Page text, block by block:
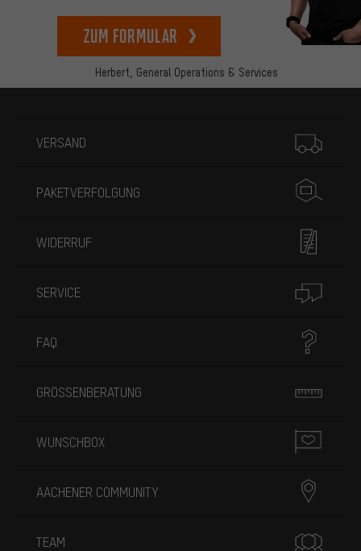
Herbert, General Operations & Services
zum Formular
VERSAND
PAKETVERFOLGUNG
WIDERRUF
SERVICE
FAQ
GRÖSSENBERATUNG
WUNSCHBOX
AACHENER COMMUNITY
TEAM